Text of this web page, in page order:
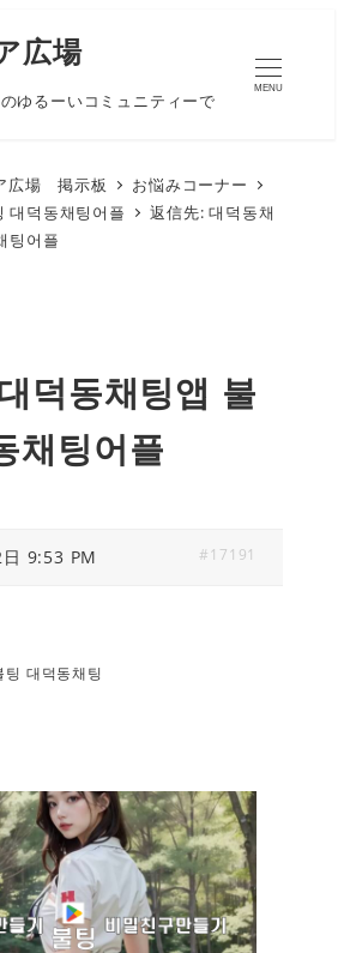
広場
ゆるーいコミュニティーで
MENU
広場 掲示板
お悩みコーナー
대덕동채팅어플
返信先: 대덕동채
팅어플
덕동채팅앱 불
채팅어플
9:53 PM #17191
대덕동채팅